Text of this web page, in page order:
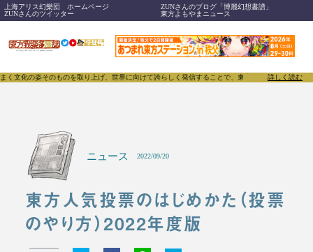
上海アリス幻樂団 ホームページ
ZUNさんのブログ「博麗幻想書譜」
ZUNさんのツイッター
東方よもやまニュース
上げ、世界に向けて誇らしく発信することで、東方Projectのみならず「同人文化」そのものを
詳しく読む
ニュース 2022/09/20
東方人気投票のはじめかた（投票
のやり方）2022年度版